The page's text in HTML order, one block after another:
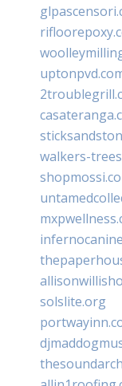
walkers-
solslite.org